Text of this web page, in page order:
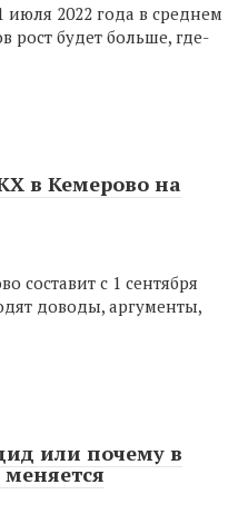
2022 года в среднем
рост будет больше, где-
в Кемерово на
составит с 1 сентября
доводы, аргументы,
или почему в